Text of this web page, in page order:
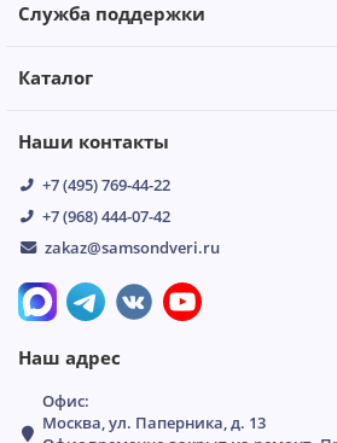
Служба поддержки
Каталог
Наши контакты
+7 (495) 769-44-22
+7 (968) 444-07-42
zakaz@samsondveri.ru
Наш адрес
Офис:
Москва, ул. Паперника, д. 13